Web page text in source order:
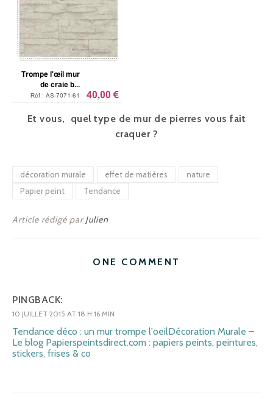
Et vous, quel type de mur de pierres vous fait
craquer ?
décoration murale effet de matières
nature
Papier peint
Tendance
Article rédigé par Julien
ONE COMMENT
PINGBACK:
10 JUILLET 2015 AT 18 H 16 MIN
Tendance déco : un mur trompe l'oeilDécoration Murale –
Le blog Papierspeintsdirect.com : papiers peints, peintures,
stickers, frises & co